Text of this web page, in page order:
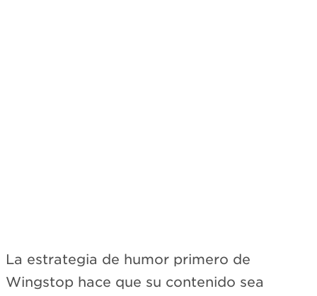
La estrategia de humor primero de
Wingstop hace que su contenido sea